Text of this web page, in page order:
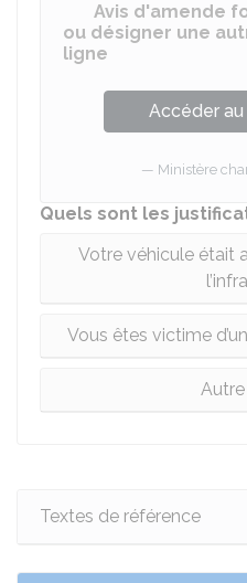
Avis d'amende
ou désigner une
ligne
Accéder
Ministère
Quels sont les
Votre véhicule était
Vous êtes victime
Textes de référence